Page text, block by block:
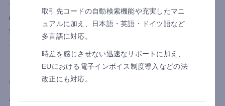
ていました。2023年のインボイス制度施行を見据え、同年に
multibookを導入。バックオフィス2名体制、わずか3ヶ月という
短期間での導入を経て、会計業務の内製化と経理業務に必要な
工数（人員ベース）を従来比約3分の1まで削減し、業務効率化
を実現しました。今回は同社経理財務部の塩崎様とロジスティ
クスご担当者の大須賀様に、multibook導入の経緯から活用効
果、今後の展望まで詳しくお話を伺いました。
インタビュー詳細はこちら
取引先コードの自動検索機能や充実したマニ
ュアルに加え、日本語・英語・ドイツ語など
多言語に対応。
時差を感じさせない迅速なサポートに加え、
EUにおける電子インボイス制度導入などの法
改正にも対応。